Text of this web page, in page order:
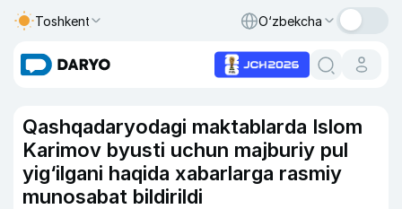
Toshkent O‘zbekcha
Qashqadaryodagi maktablarda Islom
Karimov byusti uchun majburiy pul
yig‘ilgani haqida xabarlarga rasmiy
munosabat bildirildi